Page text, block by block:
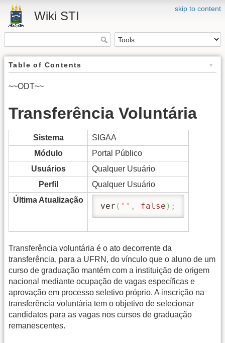
skip to content
Wiki STI
Table of Contents
~~ODT~~
Transferência Voluntária
Sistema
SIGAA
Módulo
Portal Público
Usuários
Qualquer Usuário
Perfil
Qualquer Usuário
Última Atualização
ver ( '' , false ) ;
Transferência voluntária é o ato decorrente da
transferência, para a UFRN, do vínculo que o aluno de um
curso de graduação mantém com a instituição de origem
nacional mediante ocupação de vagas específicas e
aprovação em processo seletivo próprio. A inscrição na
transferência voluntária tem o objetivo de selecionar
candidatos para as vagas nos cursos de graduação
remanescentes.